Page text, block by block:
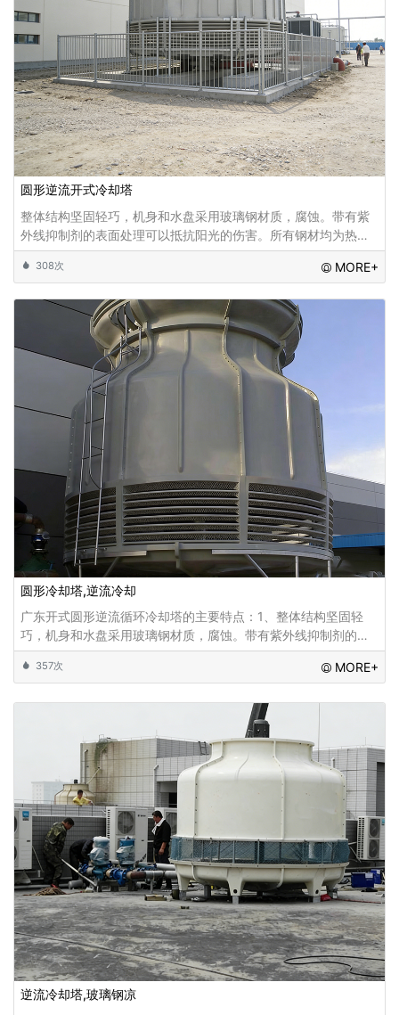
圆形逆流开式冷却塔
整体结构坚固轻巧，机身和水盘采用玻璃钢材质，腐蚀。带有紫
外线抑制剂的表面处理可以抵抗阳光的伤害。所有钢材均为热浸
镀锌，耐腐蚀且耐用。特别设计的轴流风机配有噪音低、风量充
足的皮带减速机、并安装专用水滴消音毯消
308次 MORE+
圆形冷却塔,逆流冷却
广东开式圆形逆流循环冷却塔的主要特点：1、整体结构坚固轻
巧，机身和水盘采用玻璃钢材质，腐蚀。带有紫外线抑制剂的表
面处理可以抵抗阳光的伤害2、所有钢材均为热浸镀锌，耐腐蚀且
耐用。
357次 MORE+
逆流冷却塔,玻璃钢凉